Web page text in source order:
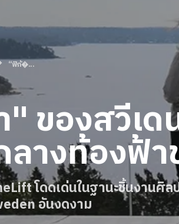
“ฟิก้�...
ของสวีเ
างท้องฟ้า
โดดเด่นในฐานะชิ้นงานศิล
อันงดงาม